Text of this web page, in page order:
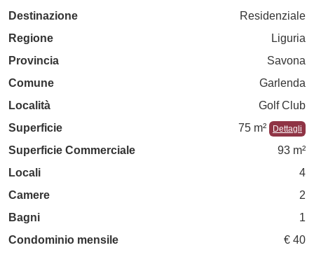
Destinazione
Residenziale
Regione
Liguria
Provincia
Savona
Comune
Garlenda
Località
Golf Club
Superficie
75 m² Dettagli
Superficie Commerciale
93 m²
Locali
4
Camere
2
Bagni
1
Condominio mensile
€ 40